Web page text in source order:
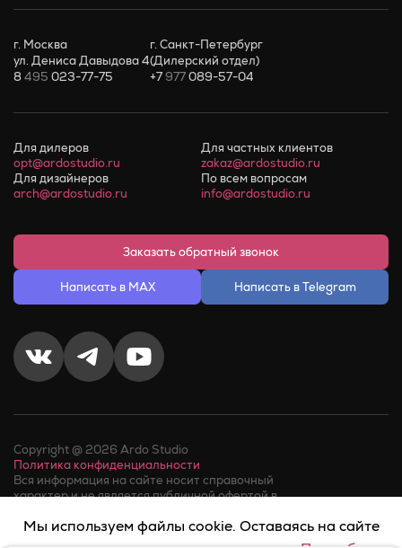
г. Москва
ул. Дениса Давыдова 4
8495 023-77-75
г. Санкт-Петербург
(Дилерский отдел)
+7977089-57-04
Для дилеров
opt@ardostudio.ru
Для частных клиентов
zakaz@ardostudio.ru
Для дизайнеров
arch@ardostudio.ru
По всем вопросам
info@ardostudio.ru
Заказать обратный звонок
Написать в MAX Написать в Telegram
Copyright @ 2026 Ardo Studio
Политика конфиденциальности
Вся информация на сайте носит справочный
характер и не является публичной офертой в
Факт телефонного звонка в компанию или обращения в
согласие на обработку
Мы используем файлы cookie. Оставаясь на сайте